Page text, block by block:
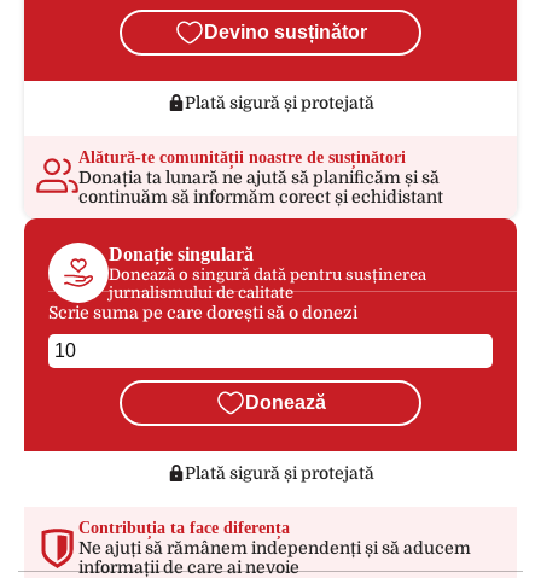
Devino susținător
Plată sigură și protejată
Alătură-te comunității noastre de susținători
Donația ta lunară ne ajută să planificăm și să
continuăm să informăm corect și echidistant
Donație singulară
Donează o singură dată pentru susținerea
jurnalismului de calitate
Scrie suma pe care dorești să o donezi
Donează
Plată sigură și protejată
Contribuția ta face diferența
Ne ajuți să rămânem independenți și să aducem
informații de care ai nevoie